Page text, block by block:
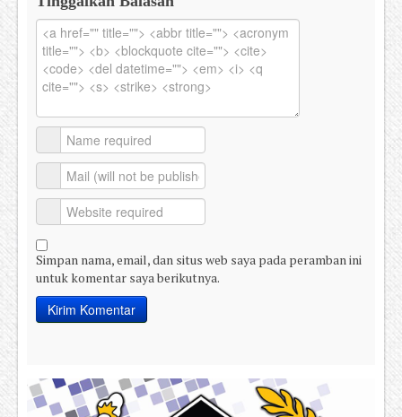
Simpan nama, email, dan situs web saya pada peramban ini
untuk komentar saya berikutnya.